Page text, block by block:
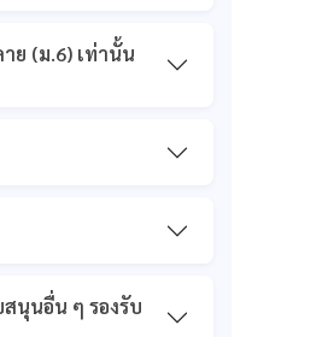
ย (ม.6) เท่านั้น
นุนอื่น ๆ รองรับ